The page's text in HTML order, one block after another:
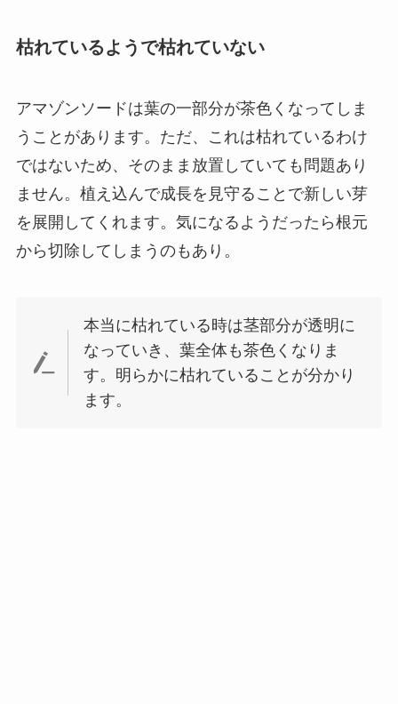
枯れているようで枯れていない
アマゾンソードは葉の一部分が茶色くなってしま
うことがあります。ただ、これは枯れているわけ
ではないため、そのまま放置していても問題あり
ません。植え込んで成長を見守ることで新しい芽
を展開してくれます。気になるようだったら根元
から切除してしまうのもあり。
本当に枯れている時は茎部分が透明に
なっていき、葉全体も茶色くなりま
す。明らかに枯れていることが分かり
ます。